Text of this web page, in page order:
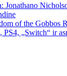
Jonathano
of the Gobbos
PS4, „Switch“ ir